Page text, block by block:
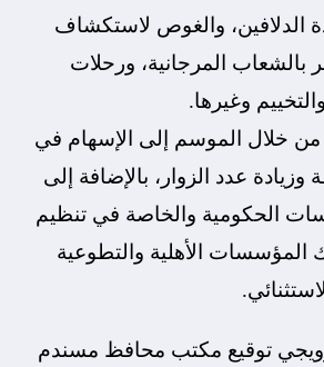
الدلافين، والغوص لاستكشاف
بالشعاب المرجانية، ورحلات
وغيرها.
من خلال الموسم إلى الإسهام في
وزيادة عدد الزوار، بالإضافة إلى
الحكومية والخاصة في تنظيم
المؤسسات الأهلية والتطوعية
توقيع مكتب محافظ مسندم